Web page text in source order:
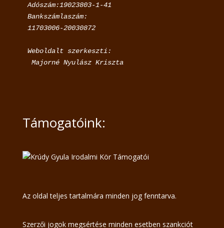
Adószám:19023803-1-41
Bankszámlaszám:
11703006-20030872
Weboldalt szerkeszti:
Majorné Nyulász Kriszta
Támogatóink:
Az oldal teljes tartalmára minden jog fenntarva.
Szerzői jogok megsértése minden esetben szankciót